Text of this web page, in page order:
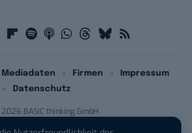
BASIC thinking GmbH
Mediadaten Firmen
Impressum
Datenschutz